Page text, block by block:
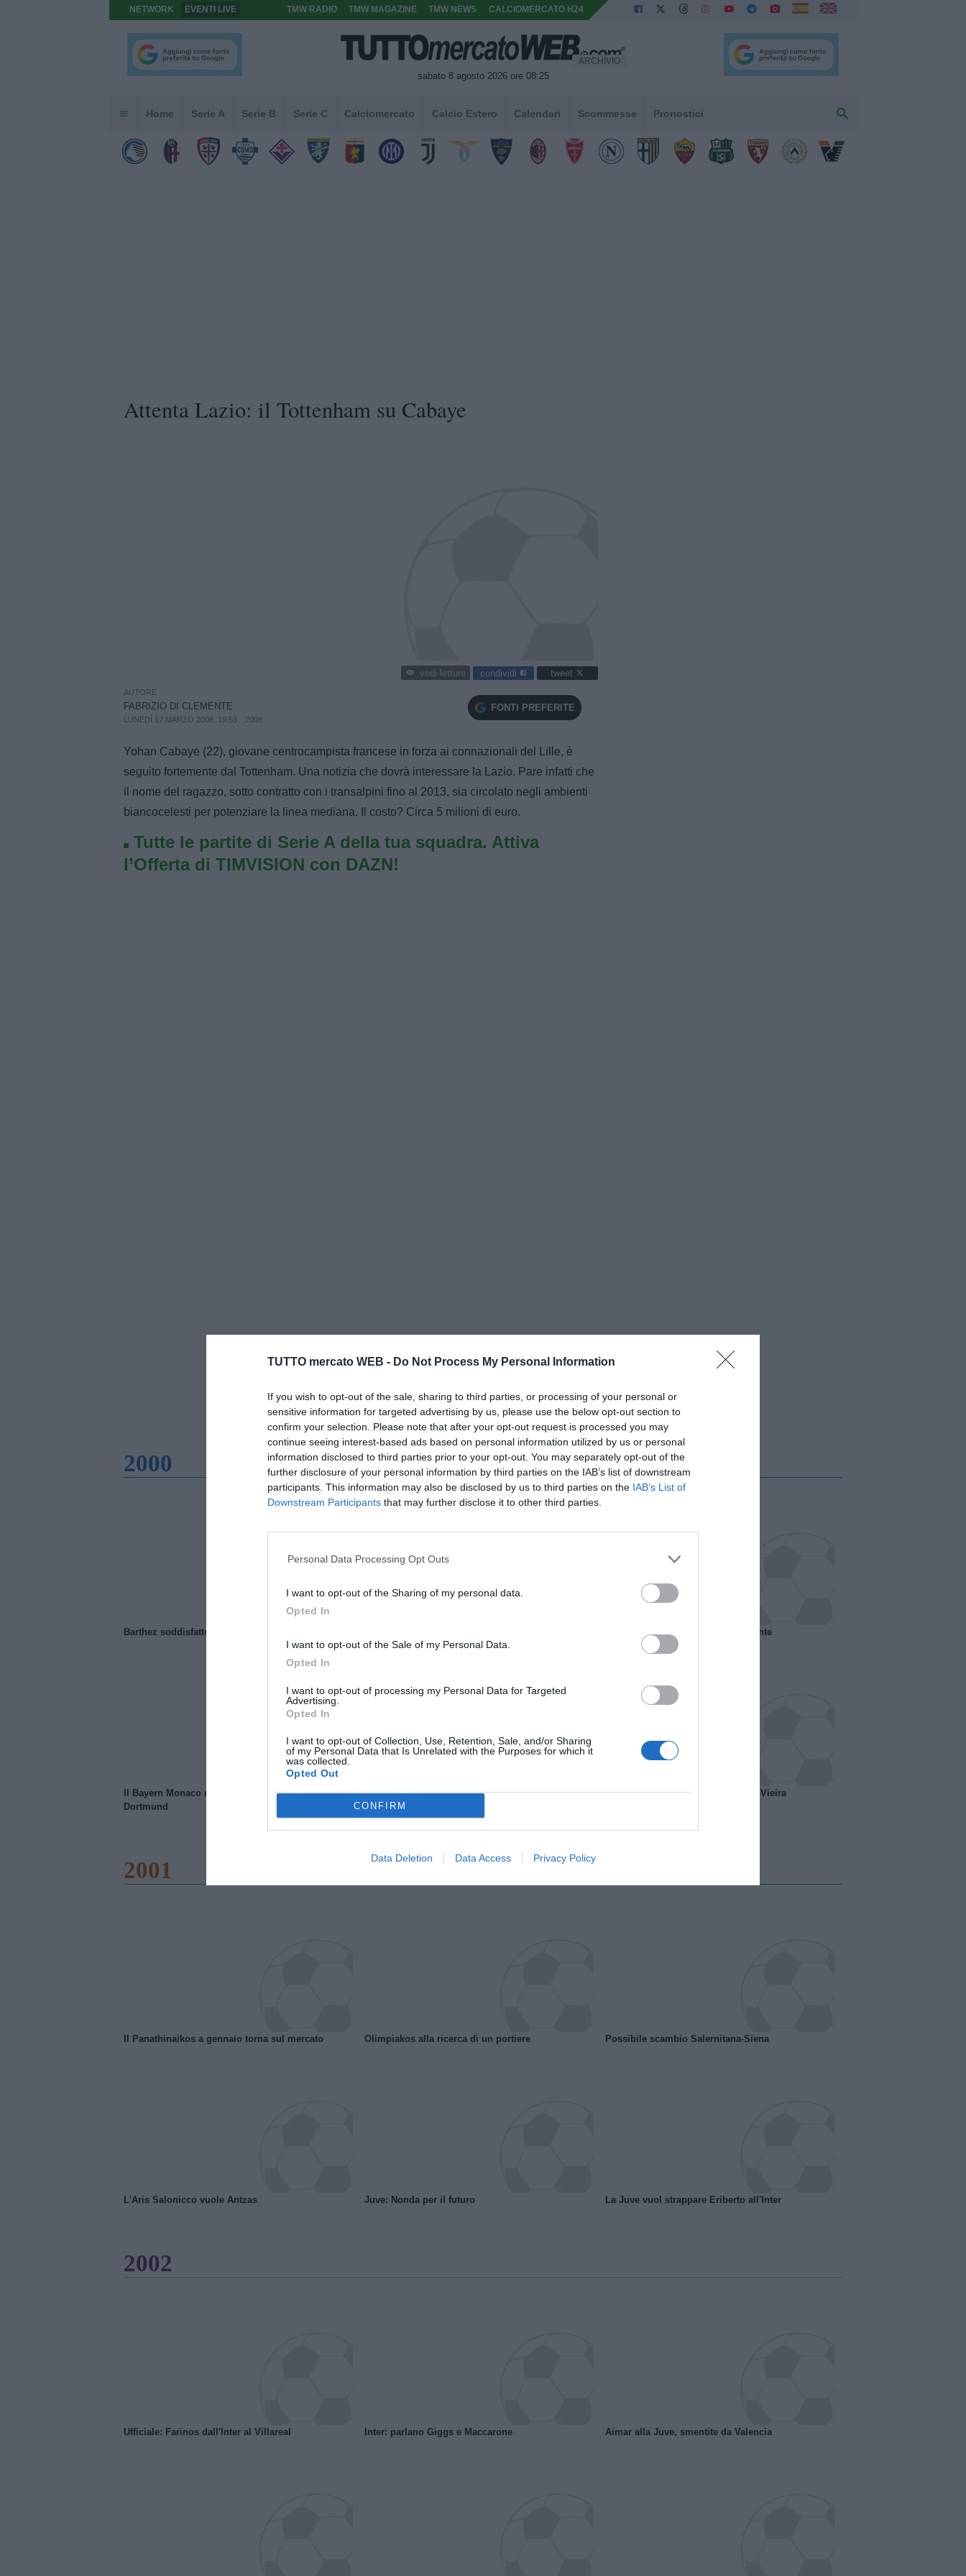
TUTTO mercato WEB - Do Not Process My Personal Information
If you wish to opt-out of the sale, sharing to third parties, or processing of your personal or
sensitive information for targeted advertising by us, please use the below opt-out section to
confirm your selection. Please note that after your opt-out request is processed you may
continue seeing interest-based ads based on personal information utilized by us or personal
information disclosed to third parties prior to your opt-out. You may separately opt-out of the
further disclosure of your personal information by third parties on the IAB’s list of downstream
participants. This information may also be disclosed by us to third parties on the IAB’s List of
Downstream Participants that may further disclose it to other third parties.
Personal Data Processing Opt Outs
I want to opt-out of the Sharing of my personal data.
Opted In
I want to opt-out of the Sale of my Personal Data.
Opted In
I want to opt-out of processing my Personal Data for Targeted
Advertising.
Opted In
I want to opt-out of Collection, Use, Retention, Sale, and/or Sharing
of my Personal Data that Is Unrelated with the Purposes for which it
was collected.
Opted Out
CONFIRM
Data Deletion Data Access Privacy Policy
NETWORK EVENTI LIVE TMW RADIO TMW MAGAZINE TMW NEWS CALCIOMERCATO H24
sabato 8 agosto 2026 ore 08:25
ARCHIVIO
Home Serie A Serie B Serie C Calciomercato Calcio Estero Calendari Scommesse Pronostici
Attenta Lazio: il Tottenham su Cabaye
vedi letture condividi tweet
AUTORE
FABRIZIO DI CLEMENTE
LUNEDÌ 17 MARZO 2008, 19:53 2008
FONTI PREFERITE
Yohan Cabaye (22), giovane centrocampista francese in forza ai connazionali del Lille, è
seguito fortemente dal Tottenham. Una notizia che dovrà interessare la Lazio. Pare infatti che
il nome del ragazzo, sotto contratto con i transalpini fino al 2013, sia circolato negli ambienti
biancocelesti per potenziare la linea mediana. Il costo? Circa 5 milioni di euro.
Tutte le partite di Serie A della tua squadra. Attiva
l’Offerta di TIMVISION con DAZN!
2000
Barthez soddisfatto del Manchester United Francia, il Marsiglia senza presidente
Il Bayern Monaco ridimensiona il Borussia
Dortmund
Wiltord vuole giocare A gennaio ipotesi scambio Davids-Vieira
2001
Il Panathinaikos a gennaio torna sul mercato Olimpiakos alla ricerca di un portiere Possibile scambio Salernitana-Siena
L'Aris Salonicco vuole Antzas Juve: Nonda per il futuro La Juve vuol strappare Eriberto all'Inter
2002
Ufficiale: Farinos dall'Inter al Villareal Inter: parlano Giggs e Maccarone Aimar alla Juve, smentite da Valencia